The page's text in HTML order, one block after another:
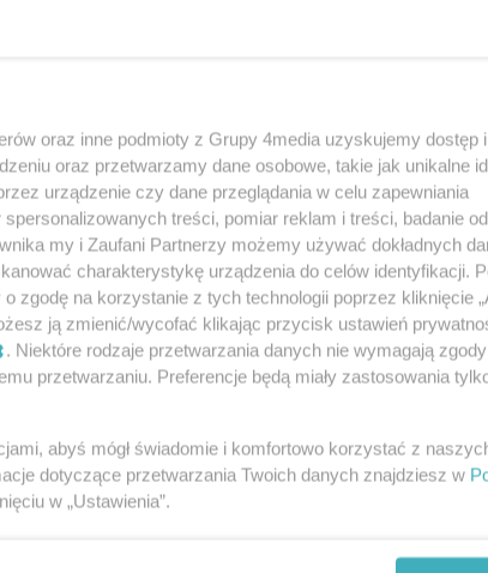
oraz inne podmioty z Grupy 4media uzyskujemy dostęp i
oraz przetwarzamy dane osobowe, takie jak unikalne
urządzenie czy dane przeglądania w celu zapewniania
treści, pomiar reklam i treści, badanie
my i Zaufani Partnerzy możemy używać dokładnych
charakterystykę urządzenia do celów identyfikacji.
zgodę na korzystanie z tych technologii poprzez kliknięcie
ją zmienić/wycofać klikając przycisk ustawień
. Niektóre rodzaje przetwarzania danych nie wymagają
przetwarzaniu. Preferencje będą miały zastosowania
abyś mógł świadomie i komfortowo korzystać z
dotyczące przetwarzania Twoich danych znajdziesz w
w „Ustawienia”.